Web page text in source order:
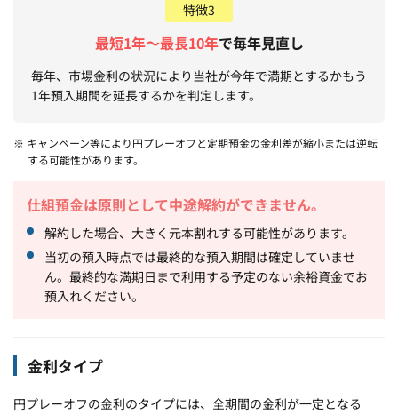
特徴3
最短1年～最長10年で毎年見直し
毎年、市場金利の状況により当社が今年で満期とするかもう
1年預入期間を延長するかを判定します。
※ キャンペーン等により円プレーオフと定期預金の金利差が縮小または逆転
する可能性があります。
仕組預金は原則として中途解約ができません。
解約した場合、大きく元本割れする可能性があります。
当初の預入時点では最終的な預入期間は確定していませ
ん。最終的な満期日まで利用する予定のない余裕資金でお
預入れください。
金利タイプ
円プレーオフの金利のタイプには、全期間の金利が一定となる